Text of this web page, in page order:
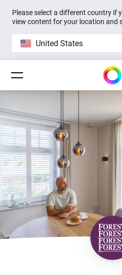
Please select a different country if
view content for your location and
United States